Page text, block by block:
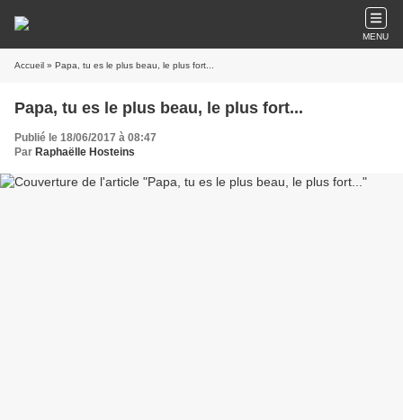
MENU
Accueil » Papa, tu es le plus beau, le plus fort...
Papa, tu es le plus beau, le plus fort...
Publié le 18/06/2017 à 08:47
Par Raphaëlle Hosteins